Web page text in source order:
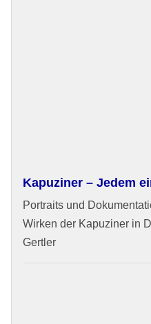
Kapuziner – Jedem
Portraits und
Wirken der Kapuziner in
Gertler